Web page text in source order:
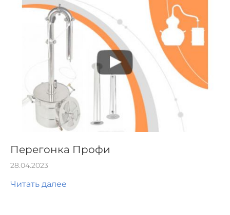
Перегонка Профи
28.04.2023
Читать далее